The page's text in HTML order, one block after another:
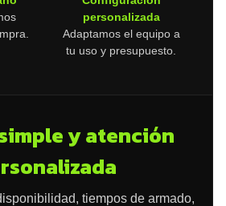
personalizada
Adaptamos el equipo a
tu uso y presupuesto.
y atención
tiempos de armado,